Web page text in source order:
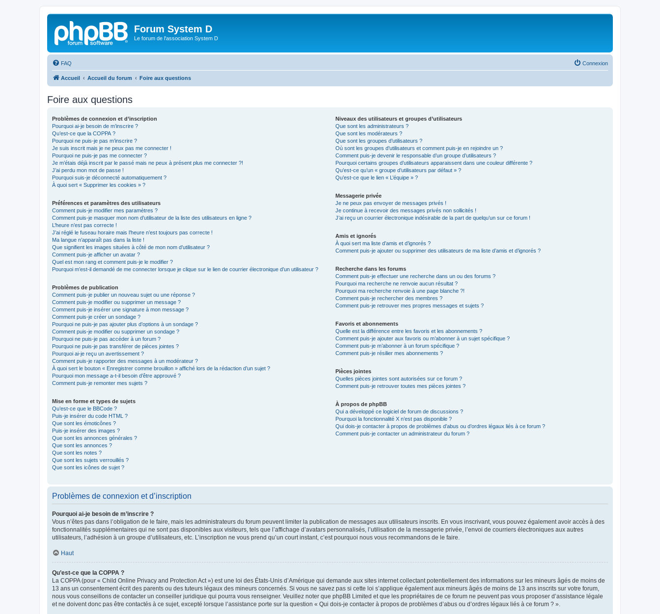
Forum System D
Le forum de l'association System D
FAQ Connexion
Accueil Accueil du forum Foire aux questions
Foire aux questions
Problèmes de connexion et d’inscription
Pourquoi ai-je besoin de m’inscrire ?
Qu’est-ce que la COPPA ?
Pourquoi ne puis-je pas m’inscrire ?
Je suis inscrit mais je ne peux pas me connecter !
Pourquoi ne puis-je pas me connecter ?
Je m’étais déjà inscrit par le passé mais ne peux à présent plus me connecter ?!
J’ai perdu mon mot de passe !
Pourquoi suis-je déconnecté automatiquement ?
À quoi sert « Supprimer les cookies » ?
Préférences et paramètres des utilisateurs
Comment puis-je modifier mes paramètres ?
Comment puis-je masquer mon nom d’utilisateur de la liste des utilisateurs en ligne ?
L’heure n’est pas correcte !
J’ai réglé le fuseau horaire mais l’heure n’est toujours pas correcte !
Ma langue n’apparaît pas dans la liste !
Que signifient les images situées à côté de mon nom d’utilisateur ?
Comment puis-je afficher un avatar ?
Quel est mon rang et comment puis-je le modifier ?
Pourquoi m’est-il demandé de me connecter lorsque je clique sur le lien de courrier électronique d’un utilisateur ?
Problèmes de publication
Comment puis-je publier un nouveau sujet ou une réponse ?
Comment puis-je modifier ou supprimer un message ?
Comment puis-je insérer une signature à mon message ?
Comment puis-je créer un sondage ?
Pourquoi ne puis-je pas ajouter plus d’options à un sondage ?
Comment puis-je modifier ou supprimer un sondage ?
Pourquoi ne puis-je pas accéder à un forum ?
Pourquoi ne puis-je pas transférer de pièces jointes ?
Pourquoi ai-je reçu un avertissement ?
Comment puis-je rapporter des messages à un modérateur ?
À quoi sert le bouton « Enregistrer comme brouillon » affiché lors de la rédaction d’un sujet ?
Pourquoi mon message a-t-il besoin d’être approuvé ?
Comment puis-je remonter mes sujets ?
Mise en forme et types de sujets
Qu’est-ce que le BBCode ?
Puis-je insérer du code HTML ?
Que sont les émoticônes ?
Puis-je insérer des images ?
Que sont les annonces générales ?
Que sont les annonces ?
Que sont les notes ?
Que sont les sujets verrouillés ?
Que sont les icônes de sujet ?
Niveaux des utilisateurs et groupes d’utilisateurs
Que sont les administrateurs ?
Que sont les modérateurs ?
Que sont les groupes d’utilisateurs ?
Où sont les groupes d’utilisateurs et comment puis-je en rejoindre un ?
Comment puis-je devenir le responsable d’un groupe d’utilisateurs ?
Pourquoi certains groupes d’utilisateurs apparaissent dans une couleur différente ?
Qu’est-ce qu’un « groupe d’utilisateurs par défaut » ?
Qu’est-ce que le lien « L’équipe » ?
Messagerie privée
Je ne peux pas envoyer de messages privés !
Je continue à recevoir des messages privés non sollicités !
J’ai reçu un courrier électronique indésirable de la part de quelqu’un sur ce forum !
Amis et ignorés
À quoi sert ma liste d’amis et d’ignorés ?
Comment puis-je ajouter ou supprimer des utilisateurs de ma liste d’amis et d’ignorés ?
Recherche dans les forums
Comment puis-je effectuer une recherche dans un ou des forums ?
Pourquoi ma recherche ne renvoie aucun résultat ?
Pourquoi ma recherche renvoie à une page blanche ?!
Comment puis-je rechercher des membres ?
Comment puis-je retrouver mes propres messages et sujets ?
Favoris et abonnements
Quelle est la différence entre les favoris et les abonnements ?
Comment puis-je ajouter aux favoris ou m’abonner à un sujet spécifique ?
Comment puis-je m’abonner à un forum spécifique ?
Comment puis-je résilier mes abonnements ?
Pièces jointes
Quelles pièces jointes sont autorisées sur ce forum ?
Comment puis-je retrouver toutes mes pièces jointes ?
À propos de phpBB
Qui a développé ce logiciel de forum de discussions ?
Pourquoi la fonctionnalité X n’est pas disponible ?
Qui dois-je contacter à propos de problèmes d’abus ou d’ordres légaux liés à ce forum ?
Comment puis-je contacter un administrateur du forum ?
Problèmes de connexion et d’inscription
Pourquoi ai-je besoin de m’inscrire ?
Vous n’êtes pas dans l’obligation de le faire, mais les administrateurs du forum peuvent limiter la publication de messages aux utilisateurs inscrits. En vous inscrivant, vous pouvez également avoir accès à des
fonctionnalités supplémentaires qui ne sont pas disponibles aux visiteurs, tels que l’affichage d’avatars personnalisés, l’utilisation de la messagerie privée, l’envoi de courriers électroniques aux autres
utilisateurs, l’adhésion à un groupe d’utilisateurs, etc. L’inscription ne vous prend qu’un court instant, c’est pourquoi nous vous recommandons de le faire.
Haut
Qu’est-ce que la COPPA ?
La COPPA (pour « Child Online Privacy and Protection Act ») est une loi des États-Unis d’Amérique qui demande aux sites internet collectant potentiellement des informations sur les mineurs âgés de moins de
13 ans un consentement écrit des parents ou des tuteurs légaux des mineurs concernés. Si vous ne savez pas si cette loi s’applique également aux mineurs âgés de moins de 13 ans inscrits sur votre forum,
nous vous conseillons de contacter un conseiller juridique qui pourra vous renseigner. Veuillez noter que phpBB Limited et que les propriétaires de ce forum ne peuvent pas vous proposer d’assistance légale
et ne doivent donc pas être contactés à ce sujet, excepté lorsque l’assistance porte sur la question « Qui dois-je contacter à propos de problèmes d’abus ou d’ordres légaux liés à ce forum ? ».